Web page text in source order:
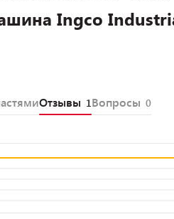
Ingco
Отзывы 1Вопросы 0